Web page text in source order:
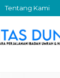
Tentang Kami